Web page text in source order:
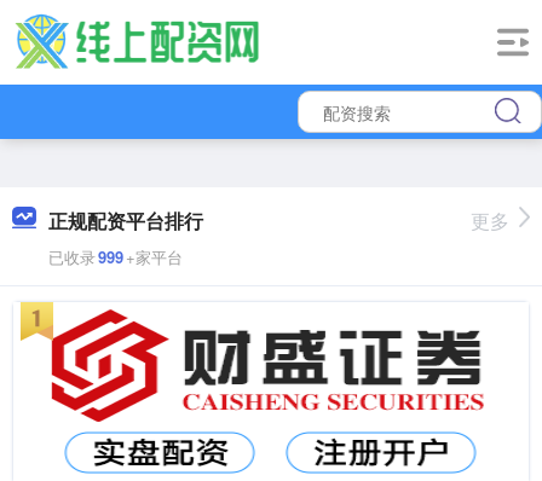
正规配资平台排行
已收录999+家平台
更多